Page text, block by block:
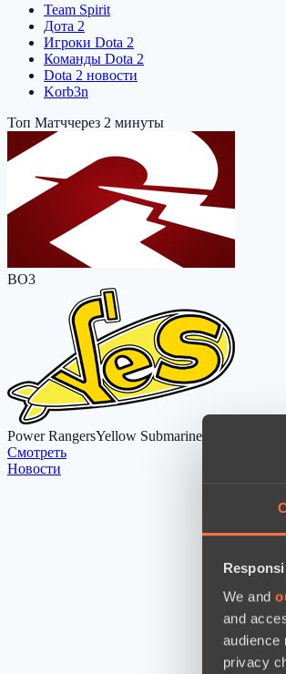
We and
and
audience
privacy
Team Spirit
Дота 2
Игроки Dota 2
Команды Dota 2
Dota 2 новости
Korb3n
Топ Матччерез 2 минуты
BO3
Power RangersYellow Submarine
Cмотреть
Новости